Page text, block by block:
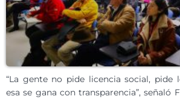
“La gente no pide licencia social, pide
esa se gana con transparencia”, señaló